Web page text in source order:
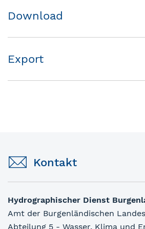
Download
Export
Kontakt
Hydrographischer Dienst
Amt der Burgenländischen
Abteilung 5 - Wasser, Klima und